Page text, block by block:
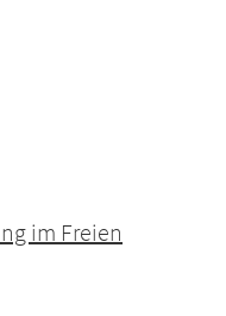
im Freien